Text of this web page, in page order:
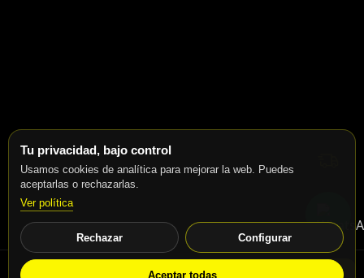
Tu privacidad, bajo control
Usamos cookies de analítica para mejorar la web. Puedes
aceptarlas o rechazarlas.
Ver política
Rechazar Configurar
Aceptar todas